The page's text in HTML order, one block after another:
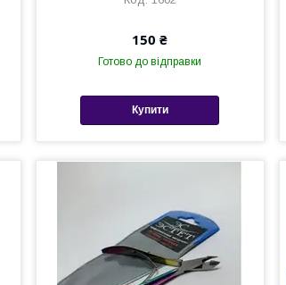
150 ₴
Готово до відправки
Купити